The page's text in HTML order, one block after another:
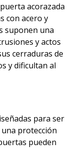
acorazada
con acero y
suponen una
y actos
cerraduras de
y dificultan al
para ser
protección
pueden